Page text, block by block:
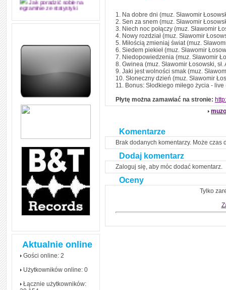
Jak poradzić sobie na
egzaminie ze statystyki
Jak napisać
dyplomową i ją z sukcesem
kółko tych samych błędów w
W jaki sposób 1000
formuł konwersacyjnych
pozwoli Ci opanować język
Angielskie przyimki
praktycznych przykładach,
dzięki którym łatwiej je
zapamiętasz
W końcu ktoś po ludzku i
zrozumiale wytłumaczył, na
czym polega mowa zależna
(reported speech) w języku
angielskim
Jak zacząć czytać
Aktualnie online
Gości online: 2
Użytkowników online: 0
Łącznie użytkowników:
1. Na dobre dni (muz. Sławomir
2. Sen za snem (muz. Sławomir
3. Niech noc połączy (muz. Sławomir
4. Nowy rozdział (muz. Sławomir
5. Miłością zmieniaj świat (muz.
6. Siedem piekieł (muz. Sławomir
7. Niedopowiedzenia (muz. Sławomir
8. Gwinea (muz. Sławomir Łosowski,
9. Jaki jest wolności smak (muz.
10. Słoneczny dzień (muz. Sławomir
11. Bonus: Słodkiego miłego życia -
Płytę można zamawiać na stronie:
Komentarze
Brak dodanych komentarzy. Może czas
Dodaj komentarz
Zaloguj się, aby móc dodać komentarz.
Oceny
Tylko